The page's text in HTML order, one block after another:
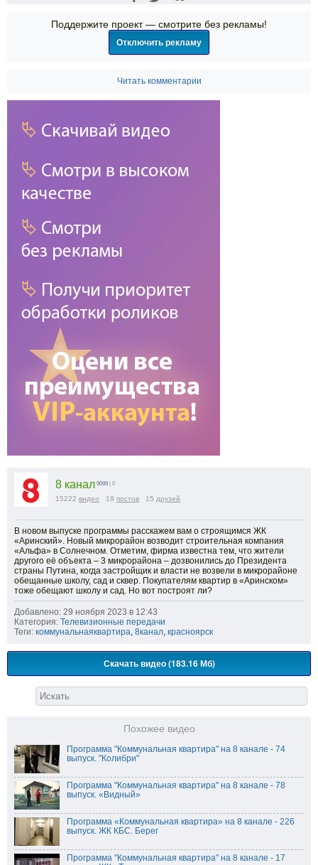
Поддержите проект — смотрите без рекламы!
Отключить рекламу
Читать комментарии
8 канал 9099 | 0
15222 видео 19 постов 15 друзей
В новом выпуске программы расскажем вам о строящимся ЖК
«Аринский». Новый микрорайон возводит строительная компания
«Альфа» в Солнечном. Отметим, фирма известна тем, что жители
другого её объекта – 3 микрорайона – дозвонились до Президента
страны Путина, когда застройщик и власти не возвели в микрорайоне
обещанные школу, сад и сквер. Покупателям квартир в «Аринском»
тоже обещают школу и сад. Но вот построят ли?
Добавлено: 29 ноября 2023 в 12:43
Категория: Телевизионные передачи
Теги: коммунальнаяквартира, 8канал, красноярск
Скачать видео (183.16 Мб)
Похожее видео
Программа "Коммунальная квартира" на 8 канале - 74
выпуск. "Колибри"
Программа "Коммунальная квартира" на 8 канале - 78
выпуск. «Видный»
Программа «Коммунальная квартира» на 8 канале - 226
выпуск. ЖК КБС. Берег
Программа "Коммунальная квартира" на 8 канале - 17